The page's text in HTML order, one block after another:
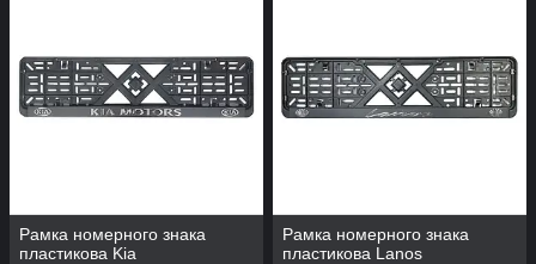
Рамка номерного знака
пластикова Kia
Рамка номерного знака
пластикова Lanos